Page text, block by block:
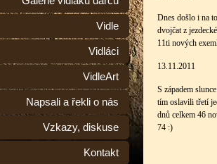
Vidle
Vidláci
VidleArt
Napsali a řekli o nás
Vzkazy, diskuse
Kontakt
Dnes došlo i na
dvojčat z
11ti nových
13.11.2011
S západem
tím oslavili třetí
dnů celkem 46
74 :)